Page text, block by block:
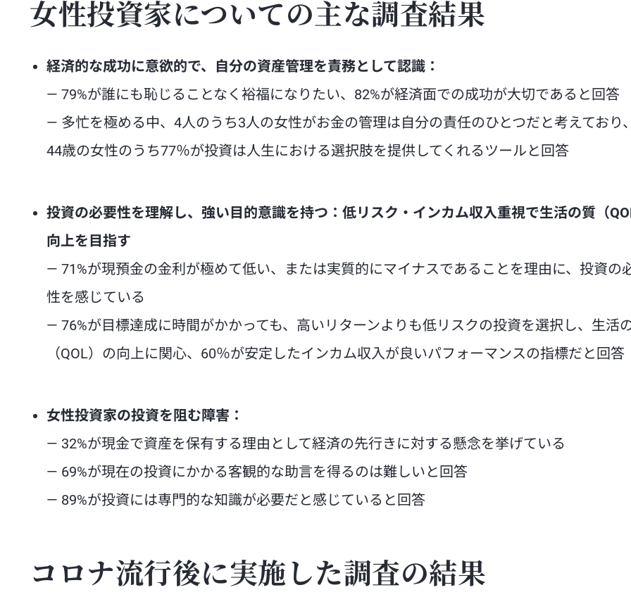
女性投資家についての主な調査結果
経済的な成功に意欲的で、自分の資産管理を責務として認識：
— 79%が誰にも恥じることなく裕福になりたい、82%が経済面での成功が大切であると回答
— 多忙を極める中、4人のうち3人の女性がお金の管理は自分の責任のひとつだと考えており
44歳の女性のうち77％が投資は人生における選択肢を提供してくれるツールと回答
投資の必要性を理解し、強い目的意識を持つ：低リスク・インカム収入重視で生活の質（
向上を目指す
— 71%が現預金の金利が極めて低い、または実質的にマイナスであることを理由に、投資の
性を感じている
— 76%が目標達成に時間がかかっても、高いリターンよりも低リスクの投資を選択し、生活
（QOL）の向上に関心、60％が安定したインカム収入が良いパフォーマンスの指標だと回答
女性投資家の投資を阻む障害：
— 32%が現金で資産を保有する理由として経済の先行きに対する懸念を挙げている
— 69%が現在の投資にかかる客観的な助言を得るのは難しいと回答
— 89%が投資には専門的な知識が必要だと感じていると回答
コロナ流行後に実施した調査の結果